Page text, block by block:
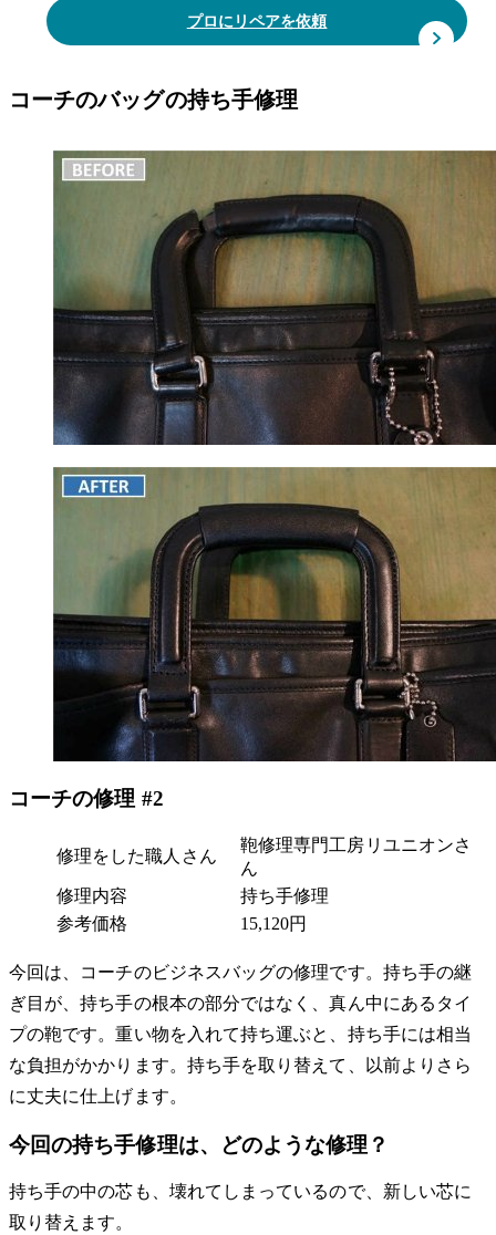
プロにリペアを依頼
コーチのバッグの持ち手修理
コーチの修理 #2
修理をした職人さん
鞄修理専門工房リユニオンさ
ん
修理内容
持ち手修理
参考価格
15,120円
今回は、コーチのビジネスバッグの修理です。持ち手の継
ぎ目が、持ち手の根本の部分ではなく、真ん中にあるタイ
プの鞄です。重い物を入れて持ち運ぶと、持ち手には相当
な負担がかかります。持ち手を取り替えて、以前よりさら
に丈夫に仕上げます。
今回の持ち手修理は、どのような修理？
持ち手の中の芯も、壊れてしまっているので、新しい芯に
取り替えます。